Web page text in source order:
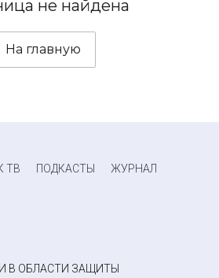
не найдена
На главную
ТВ ПОДКАСТЫ ЖУРНАЛ
В ОБЛАСТИ ЗАЩИТЫ